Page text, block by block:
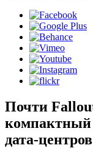
Почти
компактный
дата-центров